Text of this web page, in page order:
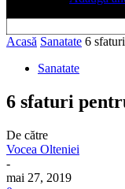
Acasă Sanatate 6
Sanatate
6 sfaturi
De către
Vocea Olteniei
-
mai 27, 2019